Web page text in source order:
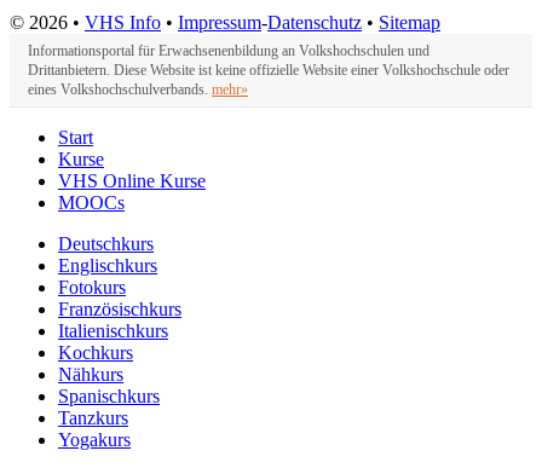
© 2026 • VHS Info • Impressum-Datenschutz • Sitemap
Informationsportal für Erwachsenenbildung an Volkshochschulen und
Drittanbietern. Diese Website ist keine offizielle Website einer Volkshochschule oder
eines Volkshochschulverbands. mehr»
Start
Kurse
VHS Online Kurse
MOOCs
Deutschkurs
Englischkurs
Fotokurs
Französischkurs
Italienischkurs
Kochkurs
Nähkurs
Spanischkurs
Tanzkurs
Yogakurs